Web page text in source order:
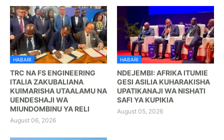
HABARI
TRC NA FS ENGINEERING
ITALIA ZAKUBALIANA
KUIMARISHA UTAALAMU NA
UENDESHAJI WA
MIUNDOMBINU YA RELI
August 06, 2026
HABARI
NDEJEMBI: AFRIKA ITUMIE
GESI ASILIA KUHARAKISHA
UPATIKANAJI WA NISHATI
SAFI YA KUPIKIA
August 05, 2026